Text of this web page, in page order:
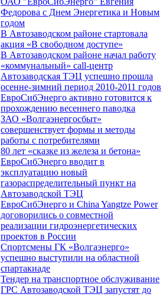
Федорова с Днем Энергетика и Новым
годом
В Автозаводском районе стартовала
акция «В свободном доступе»
В Автозаводском районе начал работу
«коммунальный» call-центр
Автозаводская ТЭЦ успешно прошла
осенне-зимний период 2010-2011 годов
ЕвроСибЭнерго активно готовится к
прохождению весеннего паводка
ЗАО «Волгаэнергосбыт»
совершенствует формы и методы
работы с потребителями
80 лет «сказке из железа и бетона»
ЕвроСибЭнерго вводит в
эксплуатацию новый
газораспределительный пункт на
Автозаводской ТЭЦ
ЕвроСибЭнерго и China Yangtze Power
договорились о совместной
реализации гидроэнергетических
проектов в России
Спортсмены ГК «Волгаэнерго»
успешно выступили на областной
спартакиаде
Тендер на транспортное обслуживание
ГРС Автозаводской ТЭЦ запустят до